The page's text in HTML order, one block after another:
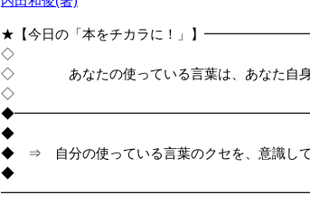
★【今日の「本をチカラに！」】
◇
◇ あなたの使っている言葉は、あなた自身
◇
◆
◆ ⇒ 自分の使っている言葉のクセを、意識して
◆